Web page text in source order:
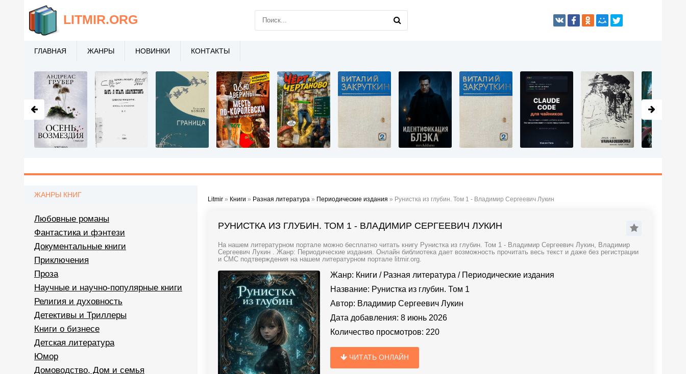
Litmir » Книги » Разная литература » Периодические издания » Рунистка из глубин. Том 1 - Владимир Сергеевич Лукин
РУНИСТКА ИЗ ГЛУБИН. ТОМ 1 - ВЛАДИМИР СЕРГЕЕВИЧ ЛУКИН
На нашем литературном портале можно бесплатно читать книгу Рунистка из глубин. Том 1 - Владимир Сергеевич Лукин, Владимир
Сергеевич Лукин . Жанр: Периодические издания. Онлайн библиотека дает возможность прочитать весь текст и даже без регистрации
и СМС подтверждения на нашем литературном портале litmir.org.
Жанр: Книги / Разная литература / Периодические издания
Название: Рунистка из глубин. Том 1
Автор: Владимир Сергеевич Лукин
Дата добавления: 8 июнь 2026
Количество просмотров: 220
ЧИТАТЬ ОНЛАЙН
ЖАНРЫ КНИГ
Любовные романы
Фантастика и фэнтези
Документальные книги
Приключения
Проза
Научные и научно-популярные книги
Религия и духовность
Детективы и Триллеры
Книги о бизнесе
Детская литература
Юмор
Домоводство, Дом и семья
LITMIR.ORG
ГЛАВНАЯ ЖАНРЫ НОВИНКИ КОНТАКТЫ